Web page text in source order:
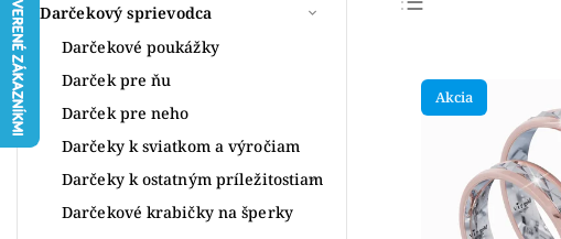
Darčekový sprievodca
Darčekové poukážky
Darček pre ňu
Darček pre neho
Darčeky k sviatkom a výročiam
Darčeky k ostatným príležitostiam
Darčekové krabičky na šperky
Najlacnejšie
Najdrahšie
Abecedne
Akcia